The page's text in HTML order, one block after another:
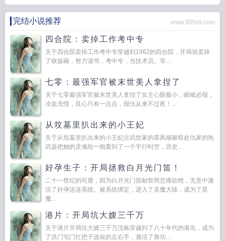
完结小说推荐 www.90hxs.com
四合院：卖掉工作考中专
关于四合院卖掉工作考中专穿越到1962的四合院，开局就卖掉
了铁饭碗，努力读书，考中专，当技术员。等...
七零：最强军官被末世美人拿捏了
关于七零最强军官被末世美人拿捏了女主心眼极小，睚眦必报，
冷血无情，良心只有一点点，报仇从来不过夜！...
从坟墓里扒出来的小王妃
关于从坟墓里扒出来的小王妃古武世家的慕凤烟被暗处仇家的热
武器把她的灵魂给一炮轰到了一个平行时空，历史...
好孕生子：开局拯救白月光门笛！
二十一世纪的司鹿，因为白月光门笛献祭而悲痛欲绝，无意中激
活了好孕连连系统。被系统绑定，进入了圣魔大陆，成为了星
魔...
港片：开局坑大嫂三千万
关于港片开局坑大嫂三千万沈栋穿越到了八十年代的港岛，成为
了洪门屯门扛把子波叔的左右手，激活了善功...